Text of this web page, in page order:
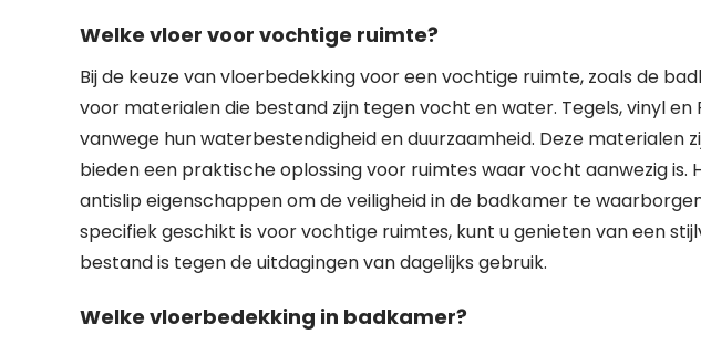
Welke vloer voor vochtige ruimte?
Bij de keuze van vloerbedekking voor een vochtige ruimte, zoals de
voor materialen die bestand zijn tegen vocht en water. Tegels, vinyl en
vanwege hun waterbestendigheid en duurzaamheid. Deze materialen
bieden een praktische oplossing voor ruimtes waar vocht aanwezig
antislip eigenschappen om de veiligheid in de badkamer te
specifiek geschikt is voor vochtige ruimtes, kunt u genieten van een
bestand is tegen de uitdagingen van dagelijks gebruik.
Welke vloerbedekking in badkamer?